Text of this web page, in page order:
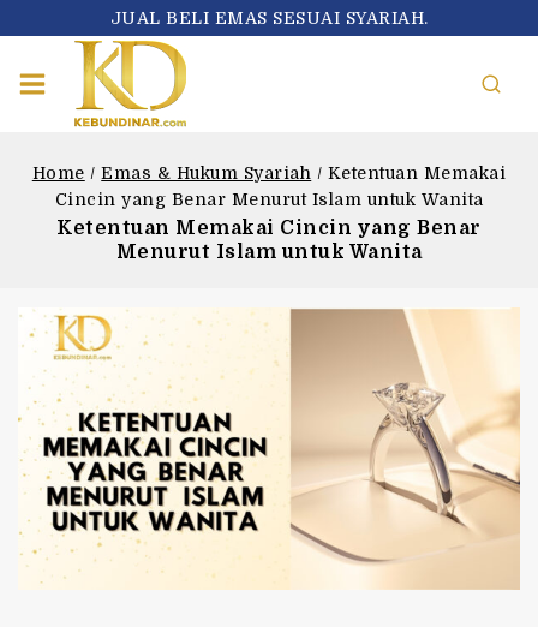
JUAL BELI EMAS SESUAI SYARIAH.
Home / Emas & Hukum Syariah / Ketentuan Memakai
Cincin yang Benar Menurut Islam untuk Wanita
Ketentuan Memakai Cincin yang Benar
Menurut Islam untuk Wanita